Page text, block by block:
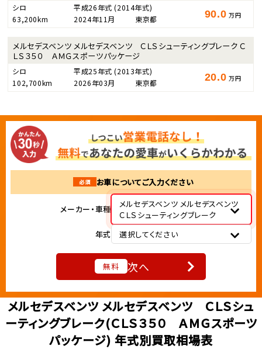
シロ 平成26年式(2014年式)
63,200km
2024年11月 東京都 90.0 万円
メルセデスベンツ メルセデスベンツ ＣＬＳシューティングブレーク Ｃ
ＬＳ３５０ ＡＭＧスポーツパッケージ
シロ 平成25年式(2013年式)
102,700km
2026年03月 東京都 20.0 万円
必須 お車についてご入力ください
メーカー・車種
メルセデスベンツ メルセデスベンツ
ＣＬＳシューティングブレーク
年式
選択してください
無料 次へ
メルセデスベンツ メルセデスベンツ ＣＬＳシュ
ーティングブレーク(ＣＬＳ３５０ ＡＭＧスポーツ
パッケージ) 年式別買取相場表